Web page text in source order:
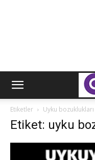
Etiketler Uyku bozuklukları
Etiket: uyku